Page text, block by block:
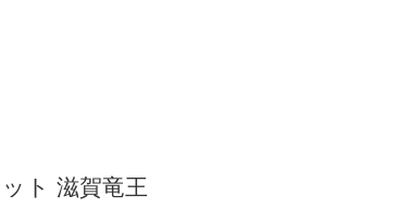
ト 滋賀竜王